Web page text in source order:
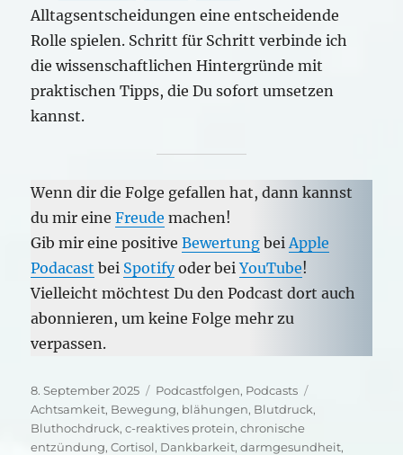
Alltagsentscheidungen eine entscheidende
Rolle spielen. Schritt für Schritt verbinde ich
die wissenschaftlichen Hintergründe mit
praktischen Tipps, die Du sofort umsetzen
kannst.
Wenn dir die Folge gefallen hat, dann kannst
du mir eineFreude machen!
Gib mir eine positiveBewertung bei Apple
Podacast bei Spotifyoder beiYouTube!
Vielleicht möchtest Du den Podcast dort auch
abonnieren, um keine Folge mehr zu
verpassen.
Veröffentlicht
am
8. September 2025 Kategorien
Podcastfolgen, Podcasts
Achtsamkeit, Bewegung, blähungen, Blutdruck,
Bluthochdruck,c-reaktives protein,chronische
entzündung,Cortisol, Dankbarkeit,darmgesundheit,